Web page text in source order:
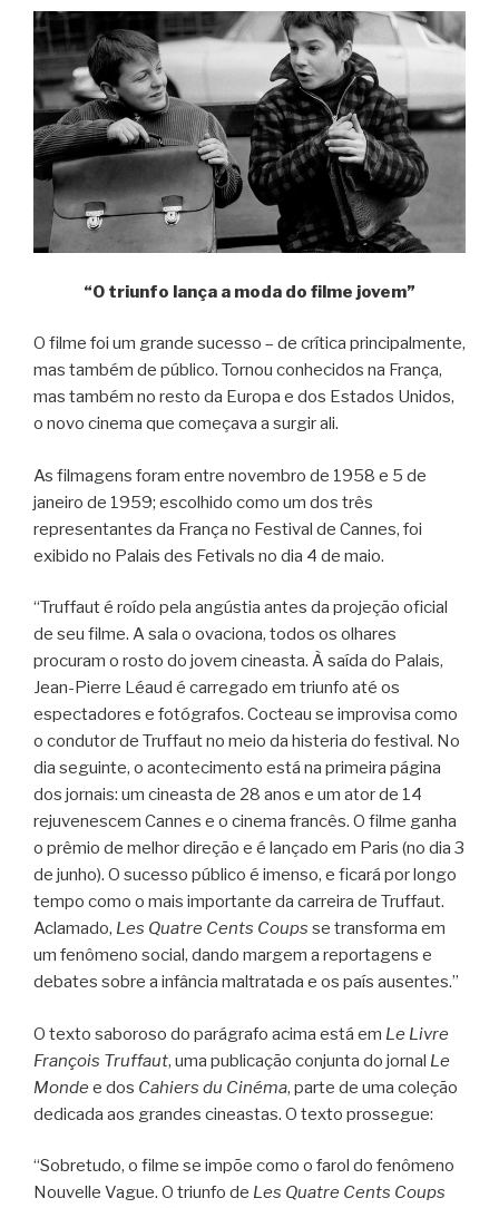
“O triunfo lança a moda do filme jovem”
O filme foi um grande sucesso – de crítica principalmente,
mas também de público. Tornou conhecidos na França,
mas também no resto da Europa e dos Estados Unidos,
o novo cinema que começava a surgir ali.
As filmagens foram entre novembro de 1958 e 5 de
janeiro de 1959; escolhido como um dos três
representantes da França no Festival de Cannes, foi
exibido no Palais des Fetivals no dia 4 de maio.
“Truffaut é roído pela angústia antes da projeção oficial
de seu filme. A sala o ovaciona, todos os olhares
procuram o rosto do jovem cineasta. À saída do Palais,
Jean-Pierre Léaud é carregado em triunfo até os
espectadores e fotógrafos. Cocteau se improvisa como
o condutor de Truffaut no meio da histeria do festival. No
dia seguinte, o acontecimento está na primeira página
dos jornais: um cineasta de 28 anos e um ator de 14
rejuvenescem Cannes e o cinema francês. O filme ganha
o prêmio de melhor direção e é lançado em Paris (no dia 3
de junho). O sucesso público é imenso, e ficará por longo
tempo como o mais importante da carreira de Truffaut.
Aclamado, Les Quatre Cents Coups se transforma em
um fenômeno social, dando margem a reportagens e
debates sobre a infância maltratada e os país ausentes.”
O texto saboroso do parágrafo acima está em Le Livre
François Truffaut, uma publicação conjunta do jornal Le
Monde e dos Cahiers du Cinéma, parte de uma coleção
dedicada aos grandes cineastas. O texto prossegue:
“Sobretudo, o filme se impõe como o farol do fenômeno
Nouvelle Vague. O triunfo de Les Quatre Cents Coups